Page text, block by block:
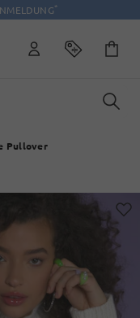
*
Pullover